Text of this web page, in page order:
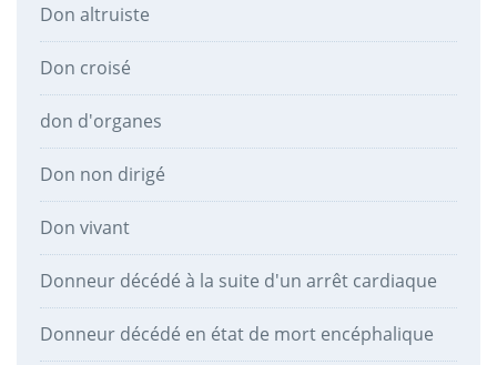
Don altruiste
Don croisé
don d'organes
Don non dirigé
Don vivant
Donneur décédé à la suite d'un arrêt cardiaque
Donneur décédé en état de mort encéphalique